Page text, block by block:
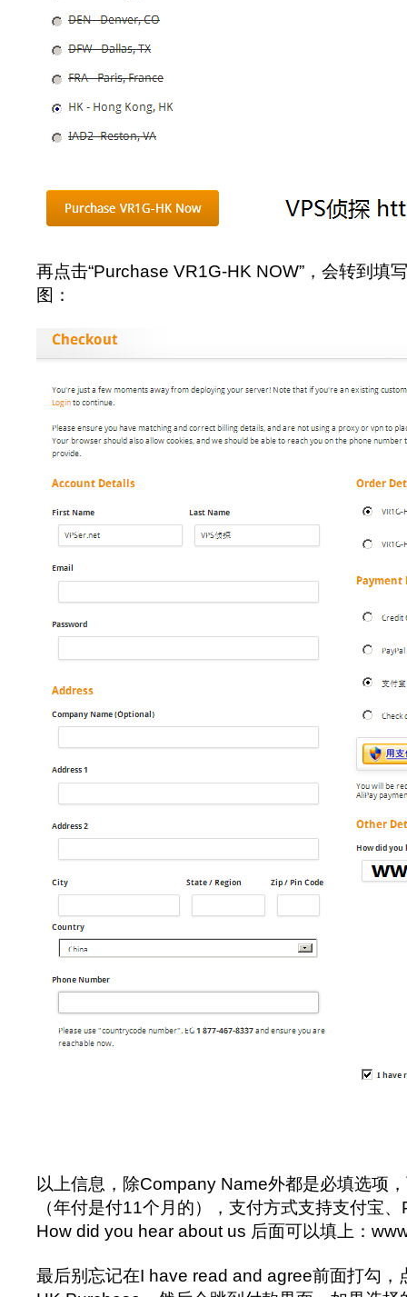
再点击“Purchase VR1G-HK NOW”，会转到填
图：
以上信息，除Company Name外都是必填选项
（年付是付11个月的），支付方式支持支付宝
How did you hear about us 后面可以填上：
最后别忘记在I have read and agree前面打勾，